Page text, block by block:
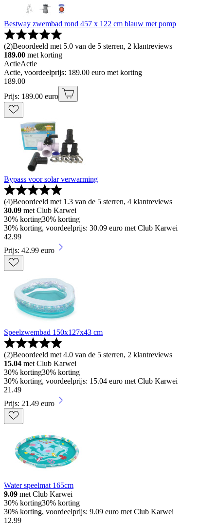
Bestway zwembad rond 457 x 122 cm blauw met pomp
(2)Beoordeeld met 5.0 van de 5 sterren, 2 klantreviews
189.00 met korting
ActieActie
Actie, voordeelprijs: 189.00 euro met korting
189.00
Prijs: 189.00 euro
Bypass voor solar verwarming
(4)Beoordeeld met 1.3 van de 5 sterren, 4 klantreviews
30.09 met Club Karwei
30% korting30% korting
30% korting, voordeelprijs: 30.09 euro met Club Karwei
42.99
Prijs: 42.99 euro
Speelzwembad 150x127x43 cm
(2)Beoordeeld met 4.0 van de 5 sterren, 2 klantreviews
15.04 met Club Karwei
30% korting30% korting
30% korting, voordeelprijs: 15.04 euro met Club Karwei
21 .49
Prijs: 21.49 euro
Water speelmat 165cm
9.09 met Club Karwei
30% korting30% korting
30% korting, voordeelprijs: 9.09 euro met Club Karwei
12.99